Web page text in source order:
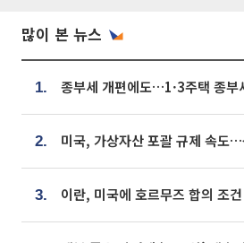
많이 본 뉴스
1.
2.
3.